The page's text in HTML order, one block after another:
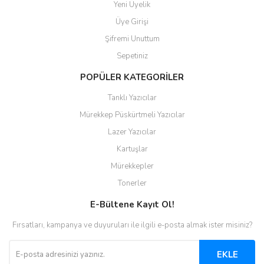
Yeni Üyelik
Üye Girişi
Şifremi Unuttum
Sepetiniz
POPÜLER KATEGORİLER
Tanklı Yazıcılar
Mürekkep Püskürtmeli Yazıcılar
Lazer Yazıcılar
Kartuşlar
Mürekkepler
Tonerler
E-Bültene Kayıt Ol!
Fırsatları, kampanya ve duyuruları ile ilgili e-posta almak ister misiniz?
EKLE